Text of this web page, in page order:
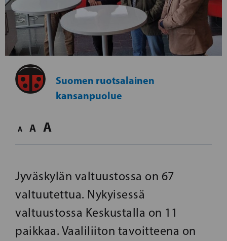
Suomen ruotsalainen
kansanpuolue
A A A
Jyväskylän valtuustossa on 67
valtuutettua. Nykyisessä
valtuustossa Keskustalla on 11
paikkaa. Vaaliliiton tavoitteena on